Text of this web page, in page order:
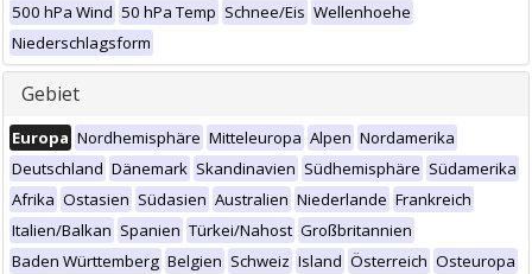
500 hPa Wind 50 hPa Temp Schnee/Eis Wellenhoehe
Niederschlagsform
Gebiet
Europa Nordhemisphäre Mitteleuropa Alpen Nordamerika
Deutschland Dänemark Skandinavien Südhemisphäre Südamerika
Afrika Ostasien Südasien Australien Niederlande Frankreich
Italien/Balkan Spanien Türkei/Nahost Großbritannien
Baden Württemberg Belgien Schweiz Island Österreich Osteuropa